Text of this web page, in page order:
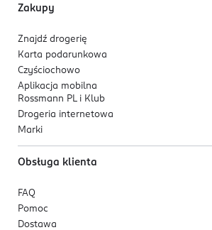
Zakupy
Znajdź drogerię
Karta podarunkowa
Czyściochowo
Aplikacja mobilna
Rossmann PL i Klub
Drogeria internetowa
Marki
Obsługa klienta
FAQ
Pomoc
Dostawa